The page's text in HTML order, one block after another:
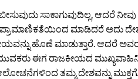
ಸಾಕಾಗುವುದಿಲ್ಲ, ಆದರೆ ನೀವು
ಮಾಡಿದರೆ ಅದು
ಹೊಣೆ ಮಾಡುತ್ತಾರೆ. ಆದರೆ
ಯುವಕರು ಈಗ ರಾಜಕೀಯದ
ತಮ್ಮ ದೇಶವನ್ನು